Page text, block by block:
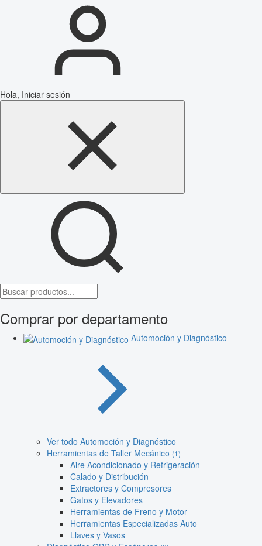
Hola, Iniciar sesión
Comprar por departamento
Automoción y Diagnóstico
Ver todo Automoción y Diagnóstico
Herramientas de Taller Mecánico (1)
Aire Acondicionado y Refrigeración
Calado y Distribución
Extractores y Compresores
Gatos y Elevadores
Herramientas de Freno y Motor
Herramientas Especializadas Auto
Llaves y Vasos